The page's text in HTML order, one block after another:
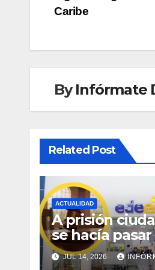
de
Caribe
ByInfórmate
Related Post
ACTUALIDAD
A prisión
se hacía
técnico de
para estafar a
JUL 14, 2026